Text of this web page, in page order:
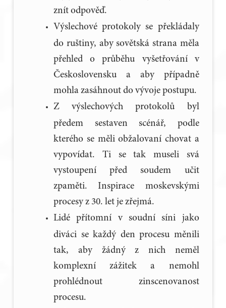
znít odpověď.
Výslechové protokoly se překládaly
do ruštiny, aby sovětská strana měla
přehled o průběhu vyšetřování v
Československu a aby případně
mohla zasáhnout do vývoje postupu.
Z výslechových protokolů byl
předem sestaven scénář, podle
kterého se měli obžalovaní chovat a
vypovídat. Ti se tak museli svá
vystoupení před soudem učit
zpaměti. Inspirace moskevskými
procesy z 30. let je zřejmá.
Lidé přítomní v soudní síni jako
diváci se každý den procesu měnili
tak, aby žádný z nich neměl
komplexní zážitek a nemohl
prohlédnout zinscenovanost
procesu.